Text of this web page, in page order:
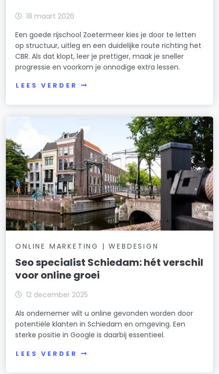
18 maart 2026
Een goede rijschool Zoetermeer kies je door te letten
op structuur, uitleg en een duidelijke route richting het
CBR. Als dat klopt, leer je prettiger, maak je sneller
progressie en voorkom je onnodige extra lessen.
LEES VERDER
ONLINE MARKETING | WEBDESIGN
Seo specialist Schiedam: hét verschil
voor online groei
12 december 2025
Als ondernemer wilt u online gevonden worden door
potentiële klanten in Schiedam en omgeving. Een
sterke positie in Google is daarbij essentieel.
LEES VERDER